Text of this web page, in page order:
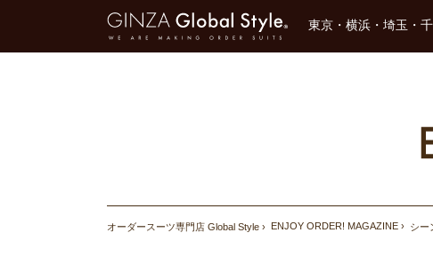
東京・横浜・埼玉・
オーダースーツ専門店 Global Style ENJOY ORDER! MAGAZINE シー